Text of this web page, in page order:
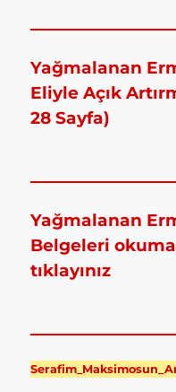
Yağmalanan
Eliyle Açık
28 Sayfa)
Yağmalanan
Belgeleri
tıklayınız